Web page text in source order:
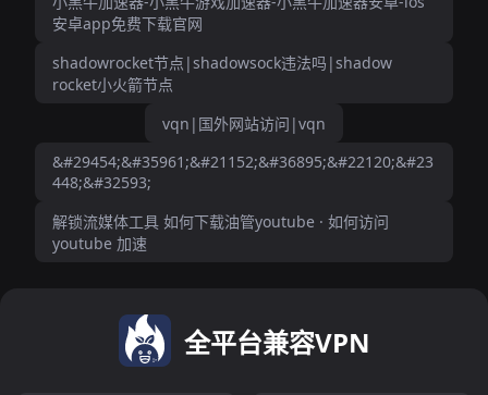
安卓app免费下载官网
shadowrocket节点|shadowsock违法吗|shadow
rocket小火箭节点
vqn|国外网站访问|vqn
&#29454;&#35961;&#21152;&#36895;&#22120;&#23
448;&#32593;
解锁流媒体工具 如何下载油管youtube · 如何访问
youtube 加速
全平台兼容VPN